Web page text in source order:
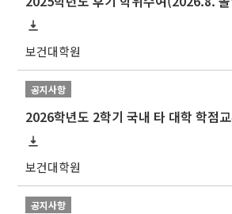
보건대학원
공지사항
2026학년도 2학기 국내 타 대학 학점
보건대학원
공지사항